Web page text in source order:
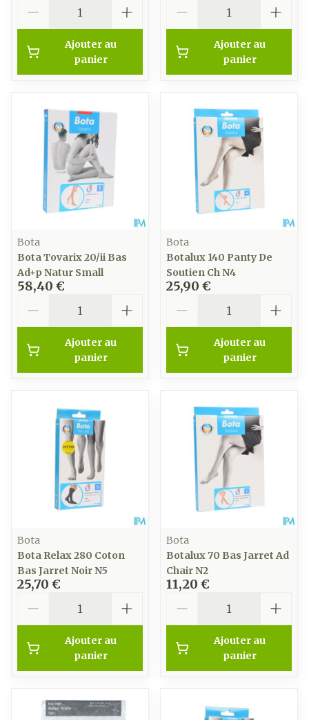
Ajouter au
panier
Ajouter au
panier
Bota
Bota Tovarix 20/ii Bas
Ad+p Natur Small
58,40 €
Ajouter au
panier
Bota
Botalux 140 Panty De
Soutien Ch N4
25,90 €
Ajouter au
panier
Bota
Bota Relax 280 Coton
Bas Jarret Noir N5
25,70 €
Ajouter au
panier
Bota
Botalux 70 Bas Jarret Ad
Chair N2
11,20 €
Ajouter au
panier